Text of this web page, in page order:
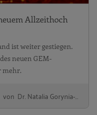
Allzeithoch
ist weiter gestiegen.
neuen GEM-
mehr.
von Dr. Natalia Gorynia-…